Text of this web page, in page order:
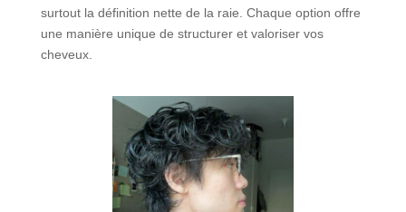
surtout la définition nette de la raie. Chaque option offre
une manière unique de structurer et valoriser vos
cheveux.